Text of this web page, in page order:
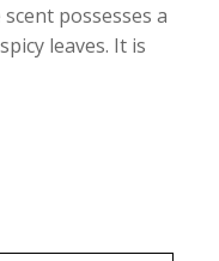
possesses a
leaves. It is